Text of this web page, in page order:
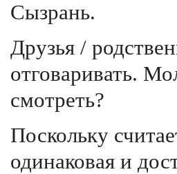
Сызрань.
Друзья /
отговаривать.
смотреть?
Поскольку
одинаковая и